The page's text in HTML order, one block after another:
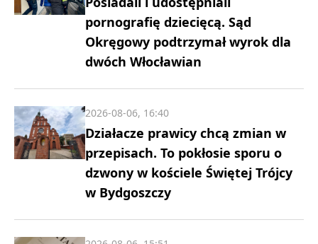
pornografię dziecięcą. Sąd
Okręgowy podtrzymał wyrok dla
dwóch Włocławian
Działacze prawicy chcą zmian w
przepisach. To pokłosie sporu o
dzwony w kościele Świętej Trójcy
w Bydgoszczy
2026-08-06, 16:40